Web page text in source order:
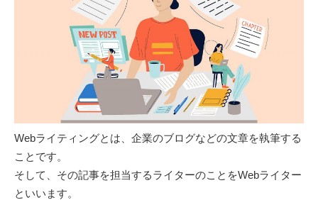
Webライティングとは、企業のブログなどの文章を執筆する
ことです。
そして、その記事を担当するライターのことをWebライター
といいます。